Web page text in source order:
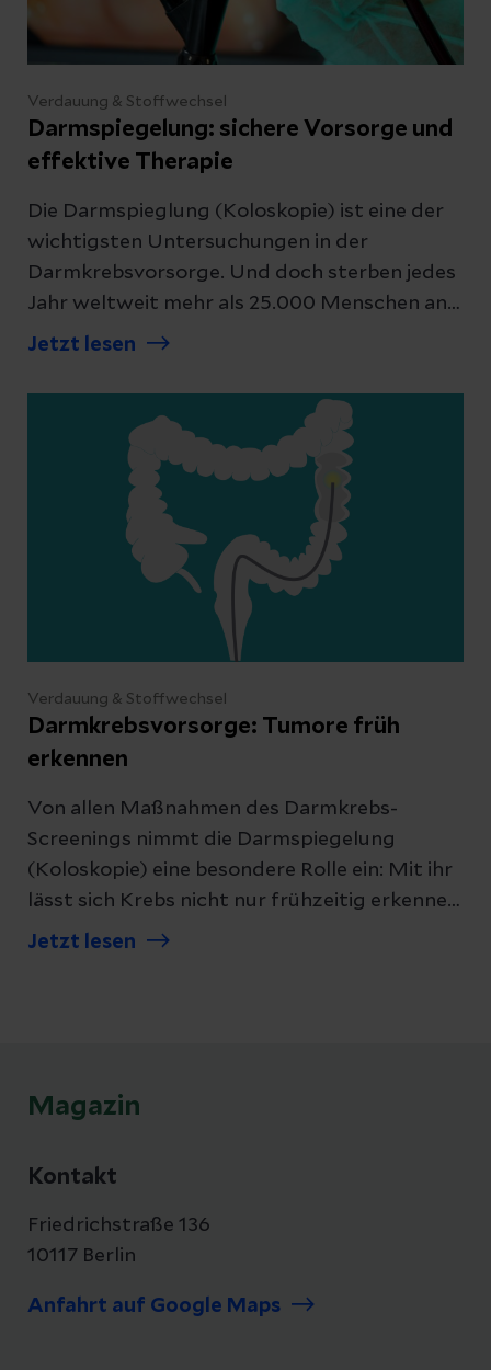
Verdauung & Stoffwechsel
Darmspiegelung: sichere Vorsorge und
effektive Therapie
Die Darmspieglung (Koloskopie) ist eine der
wichtigsten Untersuchungen in der
Darmkrebsvorsorge. Und doch sterben jedes
Jahr weltweit mehr als 25.000 Menschen an
den Folgen von Darmkrebs. Wir erklären, was
warum sie als Vorsorge so wichtig ist.
Jetzt lesen
Verdauung & Stoffwechsel
Darmkrebsvorsorge: Tumore früh
erkennen
Von allen Maßnahmen des Darmkrebs-
Screenings nimmt die Darmspiegelung
(Koloskopie) eine besondere Rolle ein: Mit ihr
lässt sich Krebs nicht nur frühzeitig erkennen,
vielmehr kann durch die Entfernung der
Jetzt lesen
Magazin
Kontakt
Friedrichstraße 136
10117 Berlin
Anfahrt auf Google Maps